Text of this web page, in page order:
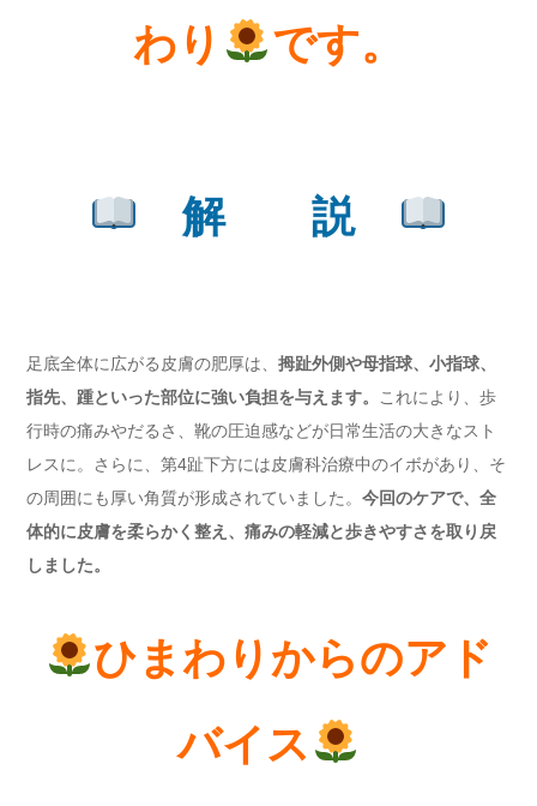
わり
です。
解 説
足底全体に広がる皮膚の肥厚は、 拇趾外側や母指球、小指球、
指先、踵といった部位に強い負担を与えます。
これにより、歩
行時の痛みやだるさ、靴の圧迫感などが日常生活の大きなスト
レスに。さらに、第4趾下方には皮膚科治療中のイボがあり、そ
の周囲にも厚い角質が形成されていました。 今回のケアで、全
体的に皮膚を柔らかく整え、痛みの軽減と歩きやすさを取り戻
しました。
ひまわりからのアド
バイス